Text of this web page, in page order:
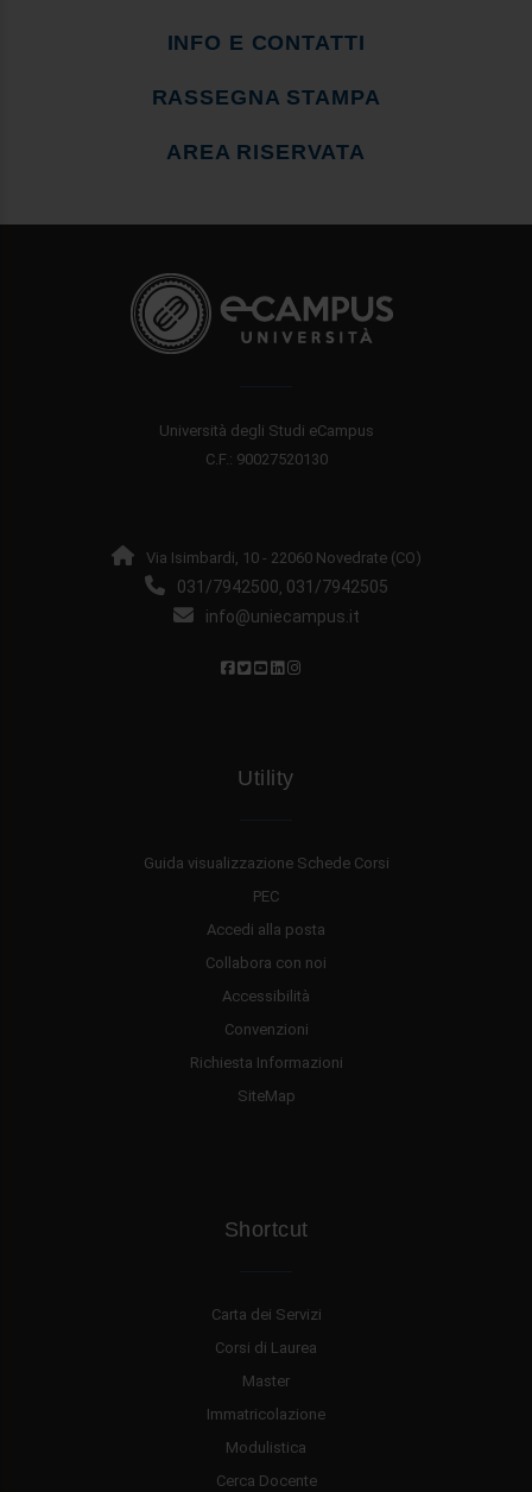
INFO E CONTATTI
RASSEGNA STAMPA
AREA RISERVATA
Università degli Studi eCampus
C.F.: 90027520130
Via Isimbardi, 10 - 22060 Novedrate (CO)
031/7942500 031/7942505
info@uniecampus.it
Utility
Guida visualizzazione Schede Corsi
PEC
Accedi alla posta
Collabora con noi
Accessibilità
Convenzioni
Richiesta Informazioni
SiteMap
Shortcut
Carta dei Servizi
Corsi di Laurea
Master
Immatricolazione
Modulistica
Cerca Docente